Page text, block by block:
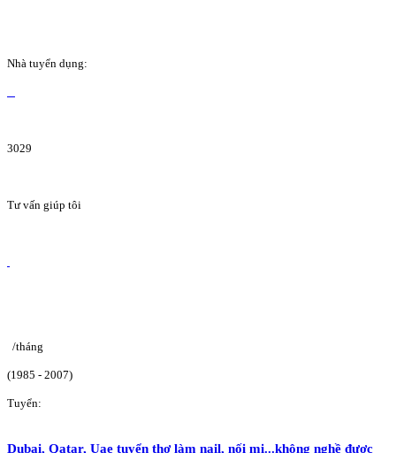
Nhà tuyển dụng:
3029
Tư vấn giúp tôi
/tháng
(1985 - 2007)
Tuyển:
Dubai, Qatar, Uae tuyển thợ làm nail, nối mi...không nghề được